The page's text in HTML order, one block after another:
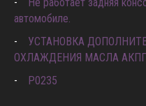
Не работает задняя
автомобиле.
УСТАНОВКА
ОХЛАЖДЕНИЯ МАСЛА АКПП
P0235